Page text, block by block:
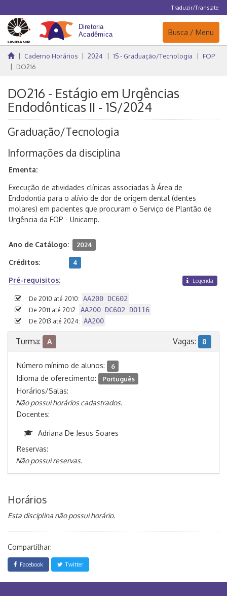
Traduzir/Translate
Navegação
Busca / Menu
Caderno Horários 2024 1S - Graduação/Tecnologia
FOP
DO216
DO216 - Estágio em Urgências
Endodônticas II - 1S/2024
Graduação/Tecnologia
Informações da disciplina
Ementa:
Execução de atividades clínicas associadas à Área de
Endodontia para o alívio de dor de origem dental (dentes
molares) em pacientes que procuram o Serviço de Plantão de
Urgência da FOP - Unicamp.
Ano de Catálogo: 2024
Créditos: 4
Pré-requisitos: Legenda
De 2010 até 2010: AA200 DC602
De 2011 até 2012: AA200 DC602 DO116
De 2013 até 2024: AA200
Turma: A Vagas: 8
Número mínimo de alunos: 6
Idioma de oferecimento: Português
Horários/Salas:
Não possui horários cadastrados.
Docentes:
Adriana De Jesus Soares
Reservas:
Não possui reservas.
Horários
Esta disciplina não possui horário.
Compartilhar:
Facebook Twitter